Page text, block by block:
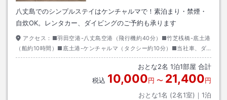
八丈島でのシンプルステイはケンチャルマで！素泊まり・禁煙・
自炊OK。レンタカー、ダイビングのご予約も承ります
アクセス： ■羽田空港-八丈島空港（飛行機約40分）■竹芝桟橋-底土港
（船約10時間）■底土港-ケンチャルマ（タクシー約10分）■当社車、ダ
イビング予約時は空港・港へ送迎あり
おとな2名 1泊1部屋 合計
税込 10,000円 〜 21,400円
おとな1名 (2名1室)｜ 1泊